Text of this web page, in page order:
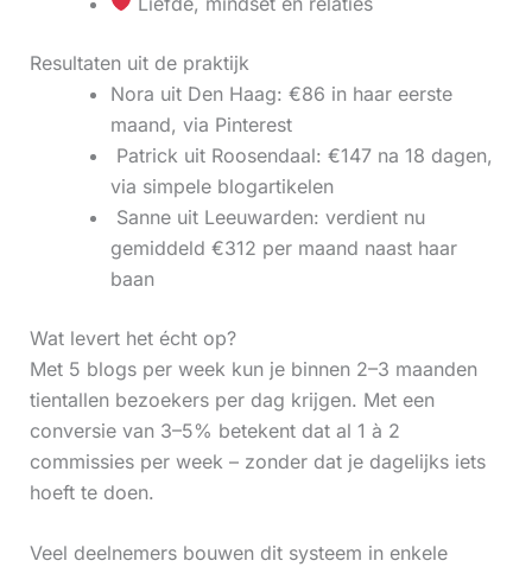
Resultaten uit de praktijk
Nora uit Den Haag: €86 in haar eerste
maand, via Pinterest
‍ Patrick uit Roosendaal: €147 na 18 dagen,
via simpele blogartikelen
‍ Sanne uit Leeuwarden: verdient nu
gemiddeld €312 per maand naast haar
baan
Wat levert het écht op?
Met 5 blogs per week kun je binnen 2–3 maanden
tientallen bezoekers per dag krijgen. Met een
conversie van 3–5% betekent dat al 1 à 2
commissies per week – zonder dat je dagelijks iets
hoeft te doen.
Veel deelnemers bouwen dit systeem in enkele